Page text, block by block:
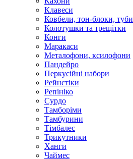
Клавеси
Ковбели, тон-блоки, туби
Колотушки та трещітки
Конги
Маракаси
Металофони, ксилофони
Пандейро
Перкусійні набори
Рейнстіки
Репініко
Сурдо
Тамборіми
Тамбурини
Тімбалес
Трикутники
Ханги
Чаймес